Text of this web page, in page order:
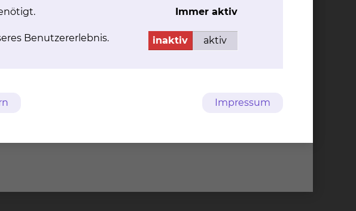
Durch den Stromfluß entsteht ein gut erträgliches
Immer aktiv
Benutzererlebnis. inaktiv aktiv
Impressum